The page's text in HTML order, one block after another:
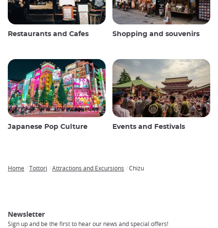
Restaurants and Cafes Shopping and souvenirs
Japanese Pop Culture Events and Festivals
Home Tottori Attractions and Excursions Chizu
Newsletter
Sign up and be the first to hear our news and special offers!